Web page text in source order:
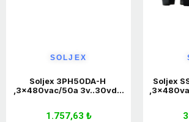
SOLJEX
Soljex 3PH50DA-H
,3x480vac/50a 3v..30vdc
1.757,63 ₺
Soljex